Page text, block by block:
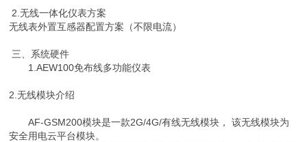
2.无线一体化仪表方案
无线表外置互感器配置方案（不限电流）
三、系统硬件
1.AEW100免布线多功能仪表
2.无线模块介绍
AF-GSM200模块是一款2G/4G/有线无线模块， 该无线模块为
安全用电云平台模块。